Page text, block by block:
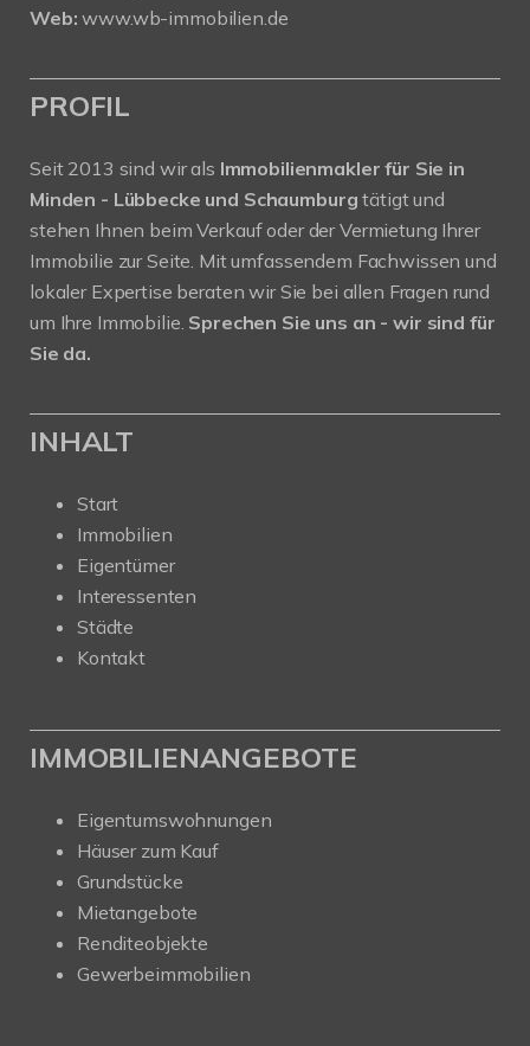
Web: www.wb-immobilien.de
PROFIL
Seit 2013 sind wir als Immobilienmakler für Sie in
Minden - Lübbecke und Schaumburgtätigt und
stehen Ihnen beim Verkauf oder der Vermietung Ihrer
Immobilie zur Seite. Mit umfassendem Fachwissen und
lokaler Expertise beraten wir Sie bei allen Fragen rund
um Ihre Immobilie. Sprechen Sie uns an - wir sind für
Sie da.
INHALT
Start
Immobilien
Eigentümer
Interessenten
Städte
Kontakt
IMMOBILIENANGEBOTE
Eigentumswohnungen
Häuser zum Kauf
Grundstücke
Mietangebote
Renditeobjekte
Gewerbeimmobilien